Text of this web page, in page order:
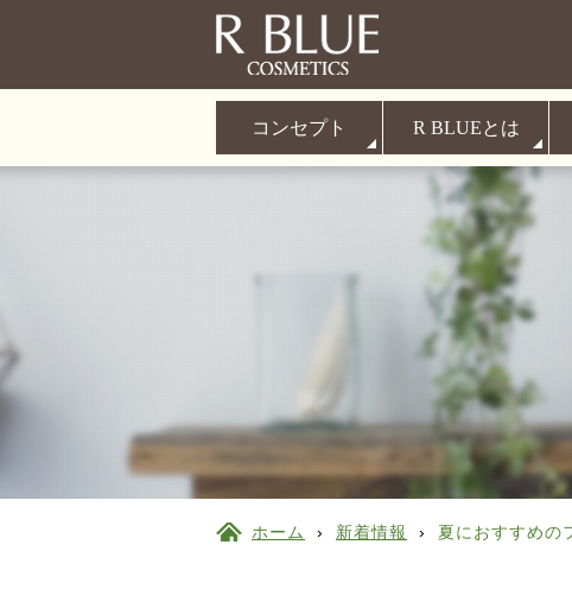
コンセプト R BLUEとは
ホーム › 新着情報 › 夏におすすめの